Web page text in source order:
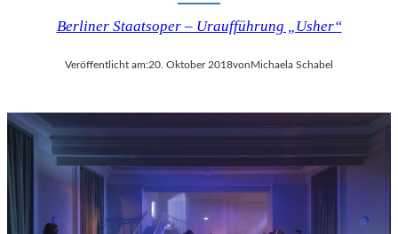
Berliner Staatsoper – Uraufführung „Usher“
Veröffentlicht am:20. Oktober 2018vonMichaela Schabel